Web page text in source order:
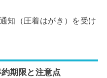
知（圧着はがき）を受け
期限と注意点